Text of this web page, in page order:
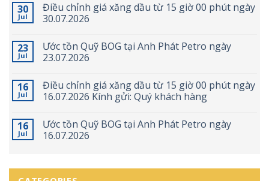
30
Jul
Điều chỉnh giá xăng dầu từ 15 giờ 00 phút ngày
30.07.2026
23
Jul
Ước tồn Quỹ BOG tại Anh Phát Petro ngày
23.07.2026
16
Jul
Điều chỉnh giá xăng dầu từ 15 giờ 00 phút ngày
16.07.2026 Kính gửi: Quý khách hàng
16
Jul
Ước tồn Quỹ BOG tại Anh Phát Petro ngày
16.07.2026